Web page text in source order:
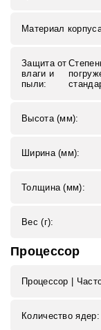
Материал
Защита от
влаги и
пыли:
Высота (мм):
Ширина (мм):
Толщина (мм):
Вес (г):
Процессор
Процессор |
Количество ядер: